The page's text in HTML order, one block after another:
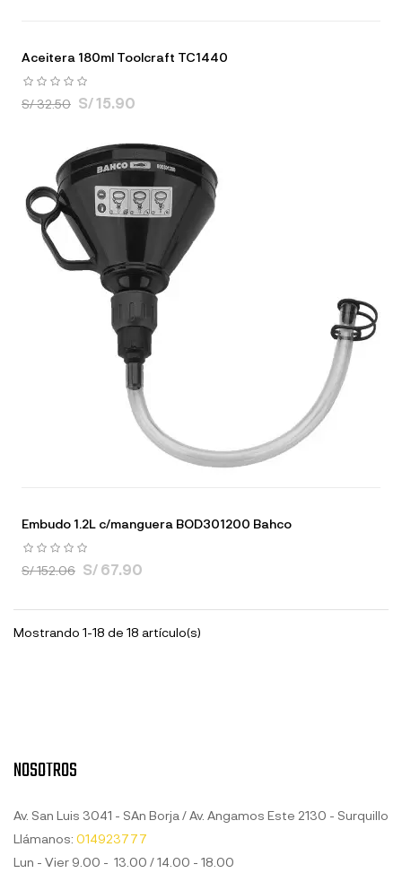
Aceitera 180ml Toolcraft TC1440
S/ 32.50 S/ 15.90
Embudo 1.2L c/manguera BOD301200 Bahco
S/ 152.06 S/ 67.90
Mostrando 1-18 de 18 artículo(s)
NOSOTROS
Av. San Luis 3041 - SAn Borja / Av. Angamos Este 2130 - Surquillo
Llámanos: 014923777
Lun - Vier 9.00 - 13.00 / 14.00 - 18.00